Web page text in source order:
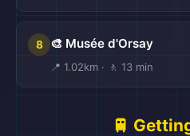
8 🎨 Musée d'Orsay
📍 1.02km · 🚶 13 min
🚆